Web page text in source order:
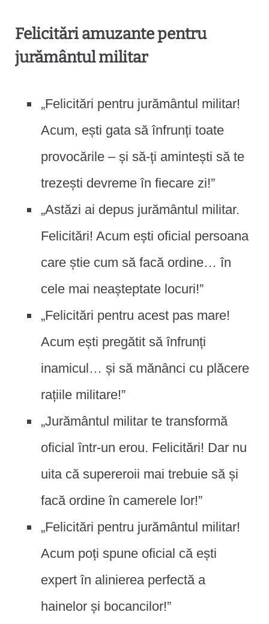
Felicitări amuzante pentru
jurământul militar
„Felicitări pentru jurământul militar!
Acum, ești gata să înfrunți toate
provocările – și să-ți amintești să te
trezești devreme în fiecare zi!”
„Astăzi ai depus jurământul militar.
Felicitări! Acum ești oficial persoana
care știe cum să facă ordine… în
cele mai neașteptate locuri!”
„Felicitări pentru acest pas mare!
Acum ești pregătit să înfrunți
inamicul… și să mănânci cu plăcere
rațiile militare!”
„Jurământul militar te transformă
oficial într-un erou. Felicitări! Dar nu
uita că supereroii mai trebuie să și
facă ordine în camerele lor!”
„Felicitări pentru jurământul militar!
Acum poți spune oficial că ești
expert în alinierea perfectă a
hainelor și bocancilor!”